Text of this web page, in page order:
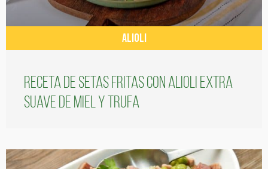
ALIOLI
Receta de setas fritas con alioli extra
suave de miel y trufa